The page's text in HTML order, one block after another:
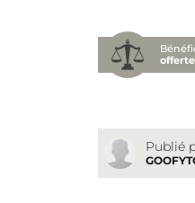
offerte
Publié